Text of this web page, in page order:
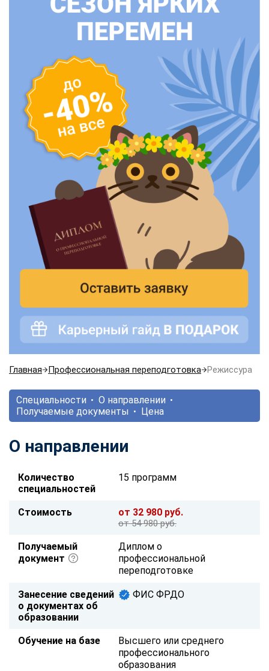
Главная Профессиональная переподготовка Режиссура
Специальности
О направлении
Получаемые документы
Цена
О направлении
Количество
специальностей
15 программ
Стоимость от 32 980 руб.
от 54 980 руб.
Получаемый
документ
Диплом о
профессиональной
переподготовке
Занесение сведений
о документах об
образовании
ФИС ФРДО
Обучение на базе
Высшего или среднего
профессионального
образования